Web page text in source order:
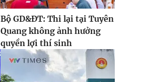
Bộ GD&ĐT: Thi lại tại Tuyên
Quang không ảnh hưởng
quyền lợi thí sinh